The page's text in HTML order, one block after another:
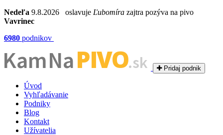
Nedeľa 9.8.2026 oslavuje Ľubomíra zajtra pozýva na pivo
Vavrinec
6980 podnikov
Kam NaPIVO.sk Pridaj podnik
Úvod
Vyhľadávanie
Podniky
Blog
Kontakt
Užívatelia